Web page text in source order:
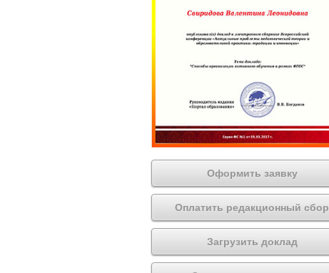
Оформить заявку
Оплатить редакционный сбор
Загрузить доклад